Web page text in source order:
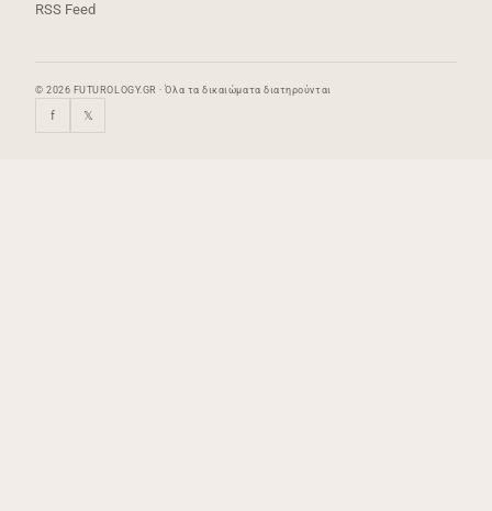
RSS Feed
© 2026 FUTUROLOGY.GR · Όλα τα δικαιώματα διατηρούνται
f 𝕏